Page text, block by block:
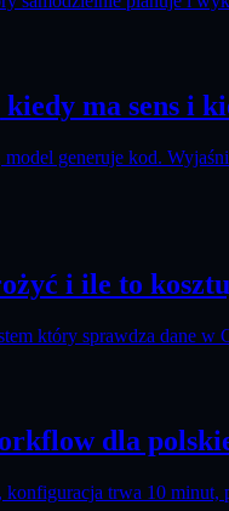
ma sens i
generuje kod.
i ile to
który sprawdza dane
dla
konfiguracja trwa 10